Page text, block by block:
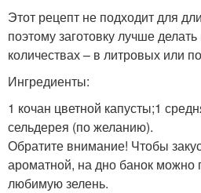
Этот рецепт не подходит для
поэтому заготовку лучше
количествах – в литровых или
Ингредиенты:
1 кочан цветной капусты;1
сельдерея (по желанию).
Обратите внимание! Чтобы
ароматной, на дно банок можно
любимую зелень.